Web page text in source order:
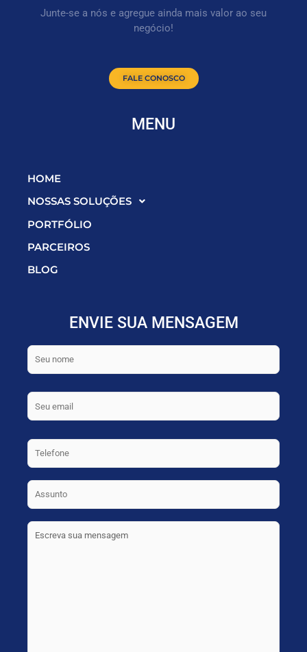
Junte-se a nós e agregue ainda mais valor ao seu
negócio!
FALE CONOSCO
MENU
HOME
NOSSAS SOLUÇÕES
PORTFÓLIO
PARCEIROS
BLOG
ENVIE SUA MENSAGEM